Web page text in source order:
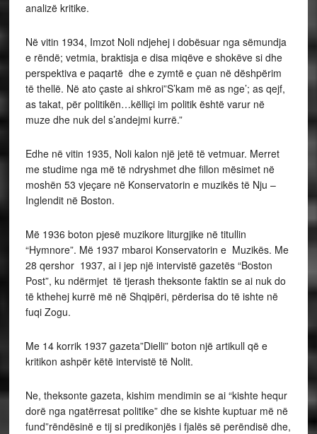
analizë kritike.
Në vitin 1934, Imzot Noli ndjehej i dobësuar nga sëmundja
e rëndë; vetmia, braktisja e disa miqëve e shokëve si dhe
perspektiva e paqartë dhe e zymtë e çuan në dëshpërim
të thellë. Në ato çaste ai shkroi”S’kam më as nge’; as qejf,
as takat, për politikën…këlliçi im politik është varur në
muze dhe nuk del s’andejmi kurrë.”
Edhe në vitin 1935, Noli kalon një jetë të vetmuar. Merret
me studime nga më të ndryshmet dhe fillon mësimet në
moshën 53 vjeçare në Konservatorin e muzikës të Nju –
Inglendit në Boston.
Më 1936 boton pjesë muzikore liturgjike në titullin
“Hymnore”. Më 1937 mbaroi Konservatorin e Muzikës. Me
28 qershor 1937, ai i jep një intervistë gazetës “Boston
Post”, ku ndërmjet të tjerash theksonte faktin se ai nuk do
të kthehej kurrë më në Shqipëri, përderisa do të ishte në
fuqi Zogu.
Me 14 korrik 1937 gazeta”Dielli” boton një artikull që e
kritikon ashpër këtë intervistë të Nolit.
Ne, theksonte gazeta, kishim mendimin se ai “kishte hequr
dorë nga ngatërresat politike” dhe se kishte kuptuar më në
fund”rëndësinë e tij si predikonjës i fjalës së perëndisë dhe,